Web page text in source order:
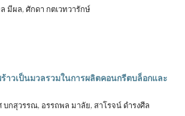
มีผล, ศักดา กตเวทวารักษ์
ร้าวเป็นมวลรวมในการผลิตคอนกรีตบล็อกและ
กสุวรรณ, อรรถพล มาลัย, สาโรจน์ ดำรงศีล